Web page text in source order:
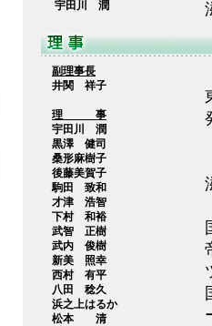
宇田川 潤
副理事長
井関 祥子
理 事
宇田川 潤
黒澤 健司
桑形麻樹子
後藤美賀子
駒田 致和
才津 浩智
下村 和裕
武智 正樹
武内 俊樹
新美 照幸
西村 有平
八田 稔久
浜之上はるか
松本 清